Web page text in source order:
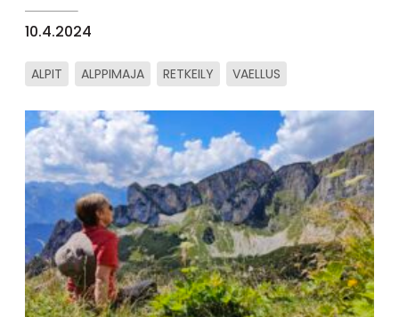
10.4.2024
ALPIT ALPPIMAJA RETKEILY VAELLUS